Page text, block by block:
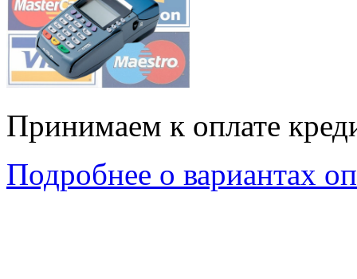
Принимаем к оплате
Подробнее о вариантах